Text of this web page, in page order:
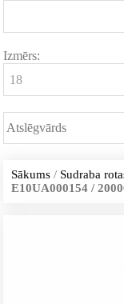
Izmērs:
Sākums / Sudraba
E10UA000154 /